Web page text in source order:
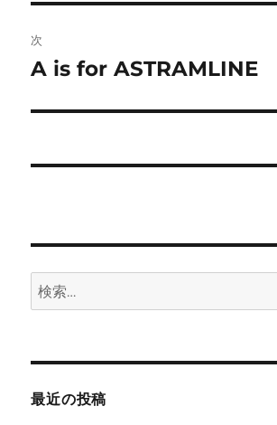
ビ
ゲ
ー
投
稿:
次
次
投
A is for ASTRAMLINE
検
索:
最近の投稿